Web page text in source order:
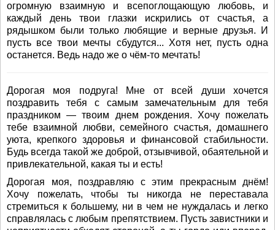
огромную взаимную и всепоглощающую любовь, и
каждый день твои глазки искрились от счастья, а
рядышком были только любящие и верные друзья. И
пусть все твои мечты сбудутся... Хотя нет, пусть одна
останется. Ведь надо же о чём-то мечтать!
Дорогая моя подруга! Мне от всей души хочется
поздравить тебя с самым замечательным для тебя
праздником — твоим днем рождения. Хочу пожелать
тебе взаимной любви, семейного счастья, домашнего
уюта, крепкого здоровья и финансовой стабильности.
Будь всегда такой же доброй, отзывчивой, обаятельной и
привлекательной, какая ты и есть!
Дорогая моя, поздравляю с этим прекрасным днём!
Хочу пожелать, чтобы ты никогда не переставала
стремиться к большему, ни в чем не нуждалась и легко
справлялась с любым препятствием. Пусть завистники и